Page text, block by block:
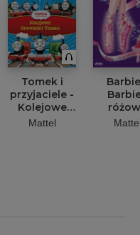
Tomek i
przyjaciele -
Kolejowe
Opowieści
Mattel